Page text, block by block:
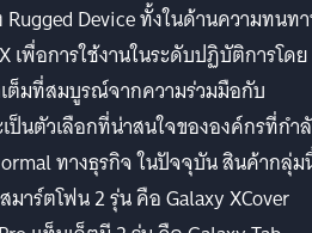
Device ทั้งในด้านความทนท
เพื่อการใช้งานในระดับปฏิบัติการโดย
ต็มที่สมบูรณ์จากความร่วมมือกับ
ป็นตัวเลือกที่น่าสนใจขององค์กรที่กำ
ทางธุรกิจ ในปัจจุบัน สินค้ากลุ่ม
าร์ตโฟน 2 รุ่น คือ Galaxy XCover